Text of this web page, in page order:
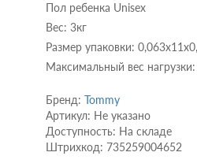
Пол ребенка Unisex
Вес: 3кг
Размер упаковки:
Максимальный вес нагрузки:
Бренд: Tommy
Артикул: Не указано
Доступность: На складе
Штрихкод: 735259004652